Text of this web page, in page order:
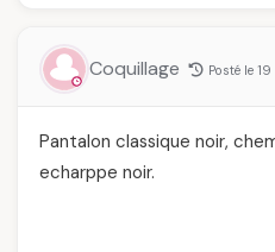
Coquillage Posté le
Pantalon classique noir,
echarppe noir.